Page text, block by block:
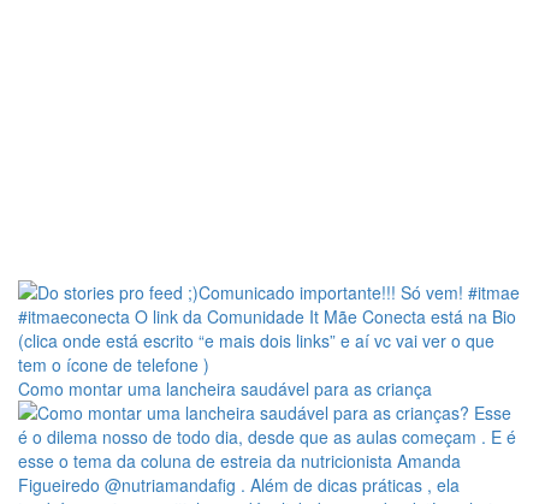
Como montar uma lancheira saudável para as criança